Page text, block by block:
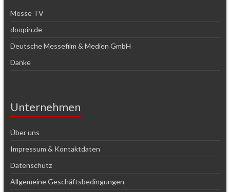
Messe TV
doopin.de
Deutsche Messefilm & Medien GmbH
Danke
Unternehmen
Über uns
Impressum & Kontaktdaten
Datenschutz
Allgemeine Geschäftsbedingungen